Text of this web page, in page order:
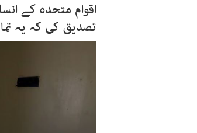
اقوام متحدہ کے
تصدیق کی کہ یہ